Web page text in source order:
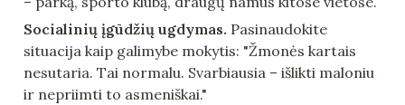
Socialinių įgūdžių ugdymas. Pasinaudokite
situacija kaip galimybe mokytis: "Žmonės kartais
nesutaria. Tai normalu. Svarbiausia – išlikti maloniu
ir nepriimti to asmeniškai."